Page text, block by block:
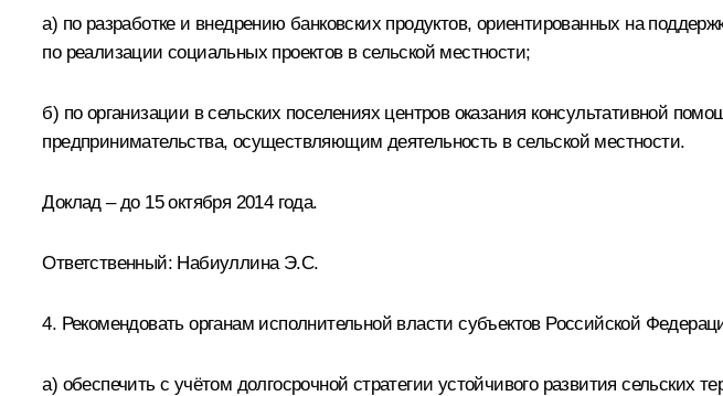
а) по разработке и внедрению банковских продуктов, ориентированных на
по реализации социальных проектов в сельской местности;
б) по организации в сельских поселениях центров оказания консультативной
предпринимательства, осуществляющим деятельность в сельской местности.
Доклад – до 15 октября 2014 года.
Ответственный: Набиуллина Э.С.
4. Рекомендовать органам исполнительной власти субъектов Российской
а) обеспечить с учётом долгосрочной стратегии устойчивого развития